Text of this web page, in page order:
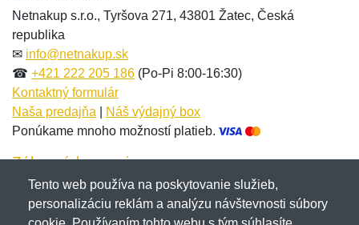
Meno:*
E-mail:
Správa*
E-mail:*
Správa*
Netnakup s.r.o., Tyršova 271, 43801 Žatec, Česká
republika
✉ info@netnakup.sk
☎ +421 222 205 186 (Po-Pi 8:00-16:30)
Kontaktný formulár
Naša predajňa
Náš výdajný box
Ponúkame mnoho možností platieb.
Zákaznícky servis
Novinky emailom
Tento web používa na poskytovanie služieb,
personalizáciu reklám a analýzu návštevnosti súbory